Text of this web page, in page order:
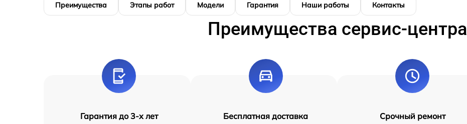
Преимущества Этапы работ Модели Гарантия Наши работы Контакты
Преимущества сервис-центра
Гарантия до 3-х лет Бесплатная доставка Срочный ремонт